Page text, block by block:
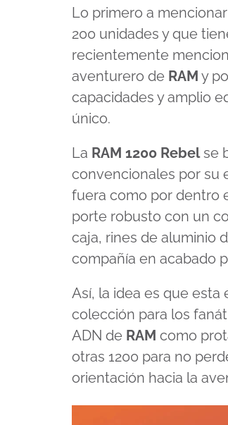
Lo primero a
200 unidades y que
recientemente
aventurero de RAM y
capacidades y amplio
único.
La RAM 1200 Rebelse
convencionales por su
fuera como por dentro
porte robusto con un
caja, rines de aluminio
compañía en acabado
Así, la idea es que
colección para los
ADN de RAM como
otras 1200 para no
orientación hacia la